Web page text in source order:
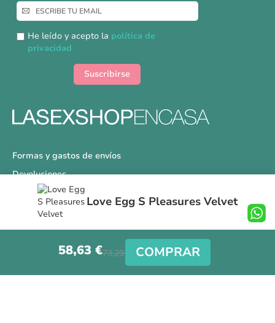
Love Egg S Pleasures Velvet
58,63 €73,29 € COMPRAR
Inscríbase
a
nuestro
boletín
He leído y acepto la política de
privacidad
Suscribirse
Formas y gastos de envíos
Devoluciones
Información Tallas
Protección a Compradores
Nuestra Tienda
Aviso Legal
Síguenos en nuestras redes sociales